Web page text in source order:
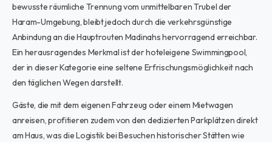
bewusste räumliche Trennung vom unmittelbaren Trubel der
Haram-Umgebung, bleibt jedoch durch die verkehrsgünstige
Anbindung an die Hauptrouten Madinahs hervorragend erreichbar.
Ein herausragendes Merkmal ist der hoteleigene Swimmingpool,
der in dieser Kategorie eine seltene Erfrischungsmöglichkeit nach
den täglichen Wegen darstellt.
Gäste, die mit dem eigenen Fahrzeug oder einem Mietwagen
anreisen, profitieren zudem von den dedizierten Parkplätzen direkt
am Haus, was die Logistik bei Besuchen historischer Stätten wie